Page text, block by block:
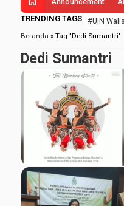
Announcement
TRENDING TAGS #UIN
Beranda » Tag "Dedi Sumantri"
Dedi Sumantri